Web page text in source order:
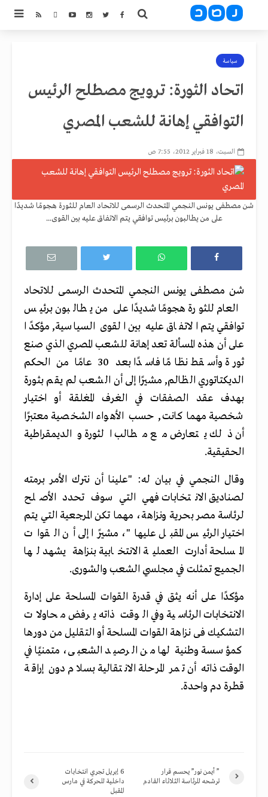
سياسة
اتحاد الثورة: ترويج مصطلح الرئيس
التوافقي إهانة للشعب المصري
السبت، 18 فبراير 2012، 7:55 ص
شن مصطفى يونس النجمي المتحدث الرسمى للاتحاد العام للثورة هجومًا شديدًا
على من يطالبون برئيس توافقي يتم الاتفاق عليه بين القوى...
شن مصطفى يونس النجمي المتحدث الرسمى للاتحاد
العام للثورة هجومًا شديدًا على من يطالبون برئيس
توافقي يتم الاتفاق عليه بين القوى السياسية, مؤكدًا
على أن هذه المسألة تعد إهانة للشعب المصري الذي صنع
ثورة وأسقط نظامًا فاسدًا بعد 30 عامًا من الحكم
الديكتاتوري الظالم, مشيرًا إلى أن الشعب لم يقم بثورة
بهدف عقد الصفقات في الغرف المغلقة أو اختيار
شخصية مهما كانت, حسب الأهواء الشخصية معتبرًا
أن ذلك يتعارض مع مطالب الثورة والديمقراطية
الحقيقية.
وقال النجمي في بيان له: "علينا أن نترك الأمر برمته
لصناديق الانتخابات فهي التي سوف تحدد الأصلح
لرئاسة مصر بحرية ونزاهة، مهما تكن المرجعية التي يتم
اختيار الرئيس المقبل عليها"، مشيرًا إلى أن القوات
المسلحة أدارت العملية الانتخابية بنزاهة يشهد لها
الجميع تمثلت في مجلسي الشعب والشورى.
مؤكدًا على أنه يثق في قدرة القوات المسلحة على إدارة
الانتخابات الرئاسية وفي الوقت ذاته يرفض محاولات
التشكيك فى نزاهة القوات المسلحة أو التقليل من دورها
كمؤسسة وطنية لها من الرصيد الشعبى، متمنيًا في
الوقت ذاته أن تمر المرحلة الانتقالية بسلام دون إراقة
قطرة دم واحدة.
6 إبريل تجري انتخابات
داخلية للحركة في مارس
المقبل
” أيمن نور” يحسم قرار
ترشحه للرئاسة الثلاثاء القادم